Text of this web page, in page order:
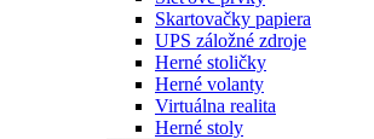
Skartovačky papiera
UPS záložné zdroje
Herné stoličky
Herné volanty
Virtuálna realita
Herné stoly